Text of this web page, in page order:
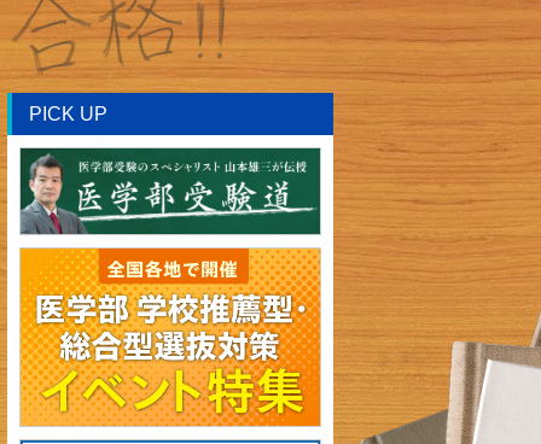
PICK UP